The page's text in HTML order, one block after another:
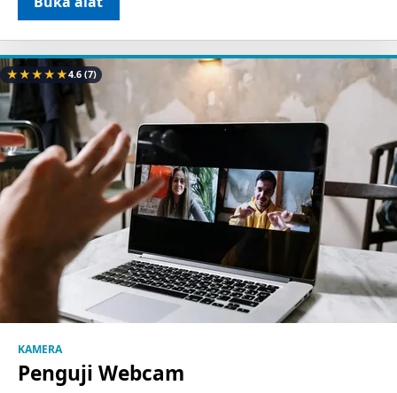
★★★★★4.6(7)
KAMERA
Penguji Webcam